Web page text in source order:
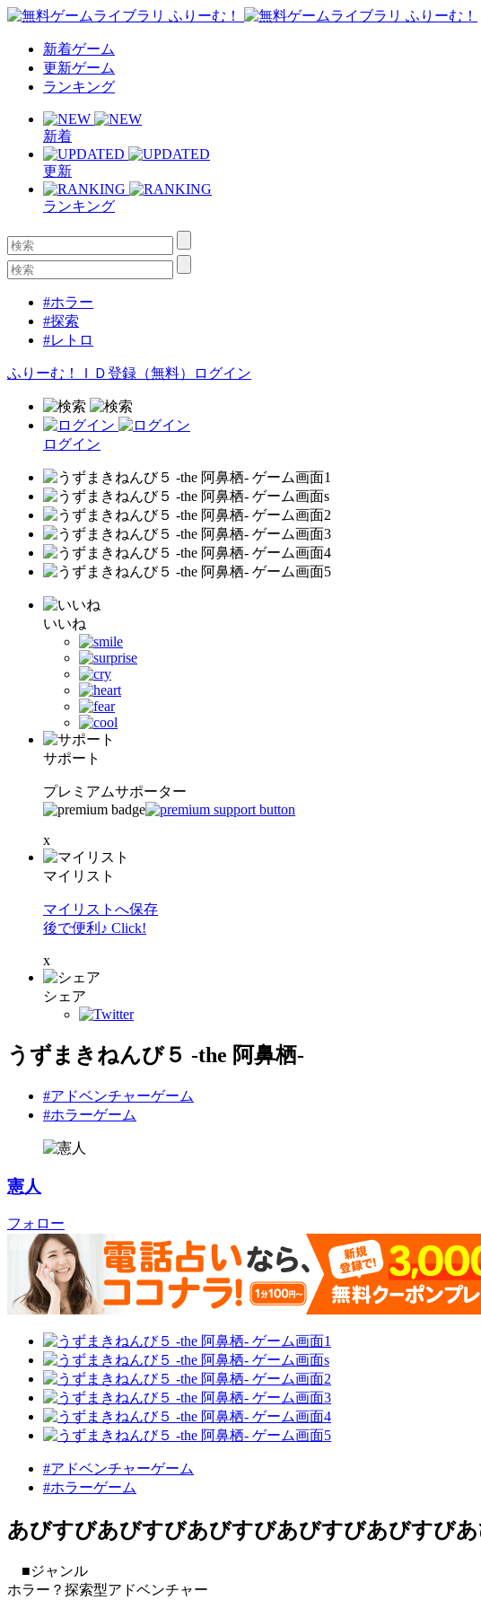
新着ゲーム
更新ゲーム
ランキング
新着
更新
ランキング
#ホラー
#探索
#レトロ
ふりーむ！ＩＤ登録（無料） ログイン
ログイン
いいね
サポート
プレミアムサポーター
x
マイリスト
マイリストへ保存
後で便利♪ Click!
x
シェア
うずまきねんび５ -the 阿鼻栖-
#アドベンチャーゲーム
#ホラーゲーム
憲人
フォロー
#アドベンチャーゲーム
#ホラーゲーム
あびすびあびすびあびすびあびすびあびすび
■ジャンル
ホラー？探索型アドベンチャー